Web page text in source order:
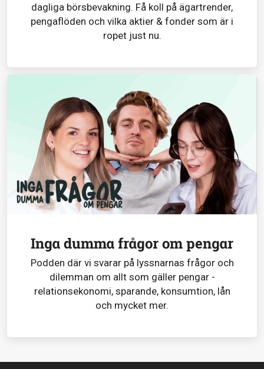
dagliga börsbevakning. Få koll på ägartrender,
pengaflöden och vilka aktier & fonder som är i
ropet just nu.
Inga dumma frågor om pengar
Podden där vi svarar på lyssnarnas frågor och
dilemman om allt som gäller pengar -
relationsekonomi, sparande, konsumtion, lån
och mycket mer.